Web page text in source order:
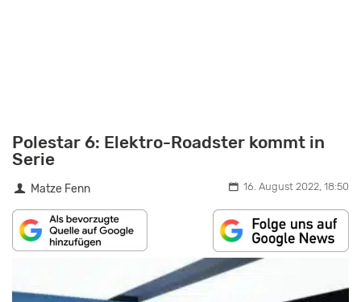
Polestar 6: Elektro-Roadster kommt in
Serie
Matze Fenn 16. August 2022, 18:50